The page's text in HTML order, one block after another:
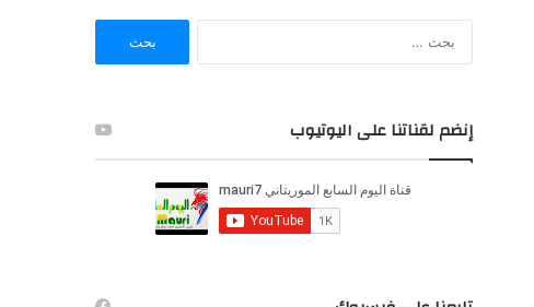
:
إنضم لقناتنا على اليوتيوب